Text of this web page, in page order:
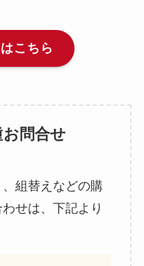
こちら
問合せ
組替えなどの購
せは、下記より